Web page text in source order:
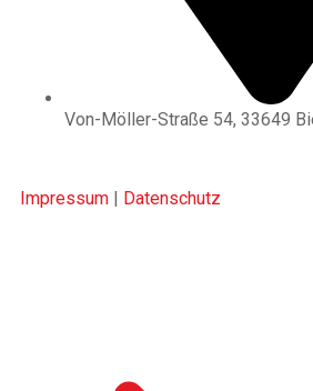
Von-Möller-Straße 54, 33649
Impressum | Datenschutz